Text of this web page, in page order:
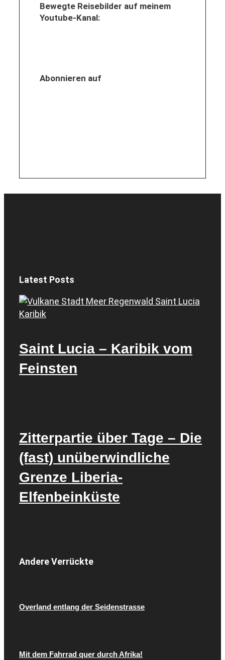
Bewegte Reisebilder auf meinem
Youtube-Kanal:
Abonnieren auf
Latest Posts
Saint Lucia – Karibik vom
Feinsten
Zitterpartie über Tage – Die
(fast) unüberwindliche
Grenze Liberia-
Elfenbeinküste
Andere Verrückte
Overland entlang der Seidenstrasse
Mit dem Fahrrad quer durch Afrika!